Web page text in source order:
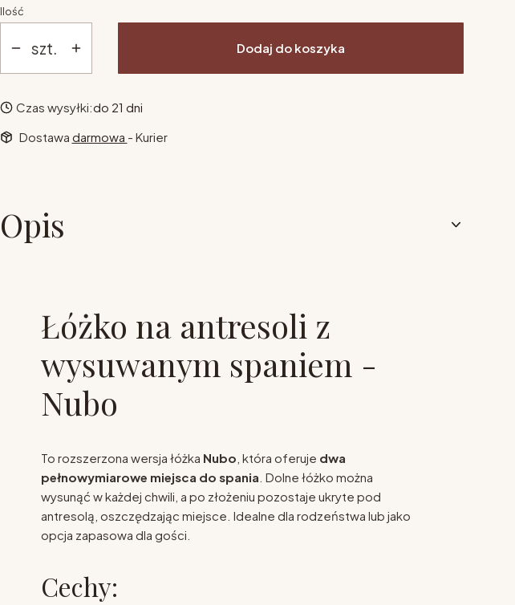
Ilość
szt. Dodaj do koszyka
Czas wysyłki:do 21 dni
Dostawa darmowa - Kurier
Opis
Łóżko na antresoli z
wysuwanym spaniem -
Nubo
To rozszerzona wersja łóżka Nubo , która oferuje dwa
pełnowymiarowe miejsca do spania . Dolne łóżko można
wysunąć w każdej chwili, a po złożeniu pozostaje ukryte pod
antresolą, oszczędzając miejsce. Idealne dla rodzeństwa lub jako
opcja zapasowa dla gości.
Cechy: